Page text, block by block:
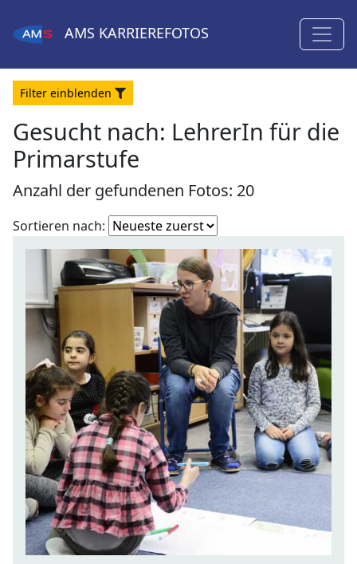
AMS KARRIEREFOTOS
Filter einblenden
Gesucht nach: LehrerIn für die
Primarstufe
Anzahl der gefundenen Fotos: 20
Sortieren nach: